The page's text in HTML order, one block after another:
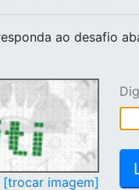
ao desafio
[trocar imagem]